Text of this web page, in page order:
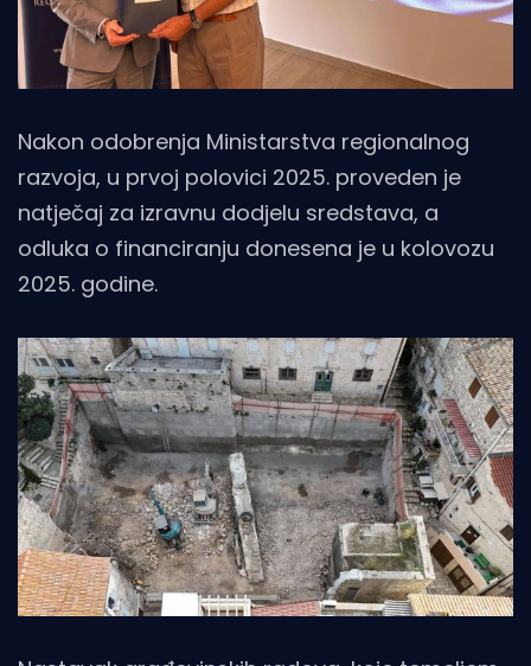
Nakon odobrenja Ministarstva regionalnog
razvoja, u prvoj polovici 2025. proveden je
natječaj za izravnu dodjelu sredstava, a
odluka o financiranju donesena je u kolovozu
2025. godine.